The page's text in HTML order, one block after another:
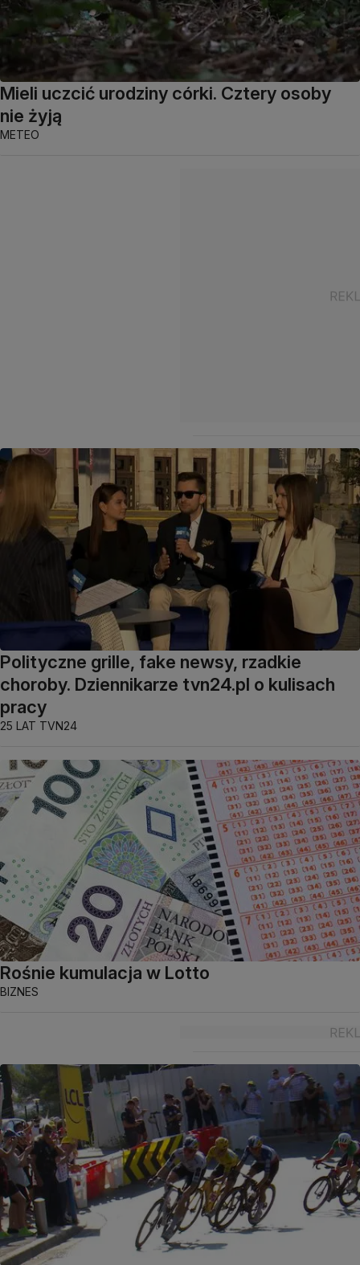
Mieli uczcić urodziny córki. Cztery osoby
nie żyją
METEO
Polityczne grille, fake newsy, rzadkie
choroby. Dziennikarze tvn24.pl o kulisach
pracy
25 LAT TVN24
Rośnie kumulacja w Lotto
BIZNES